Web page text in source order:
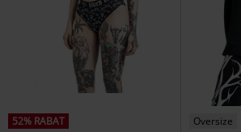
52% RABAT
Oversize